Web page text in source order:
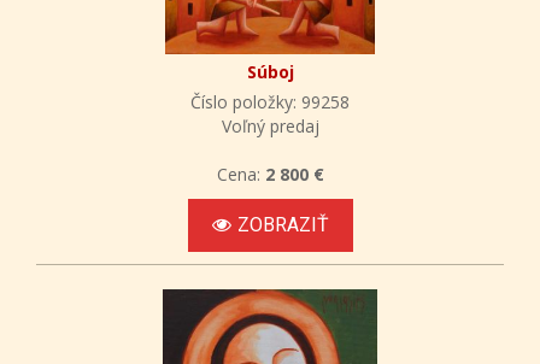
Súboj
Číslo položky: 99258
Voľný predaj
Cena: 2 800 €
ZOBRAZIŤ